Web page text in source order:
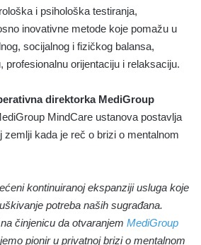
i psihološka testiranja,
inovativne metode koje pomažu u
socijalnog i fizičkog balansa,
profesionalnu orijentaciju i relaksaciju.
direktorka MediGroup
MindCare ustanova postavlja
zemlji kada je reč o brizi o mentalnom
kontinuiranoj ekspanziji usluga koje
potreba naših sugrađana.
činjenicu da otvaranjem MediGroup
pionir u privatnoj brizi o mentalnom